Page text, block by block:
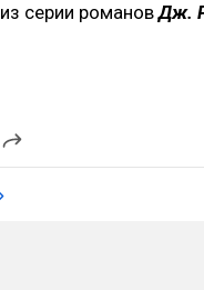
из серии романовДж.